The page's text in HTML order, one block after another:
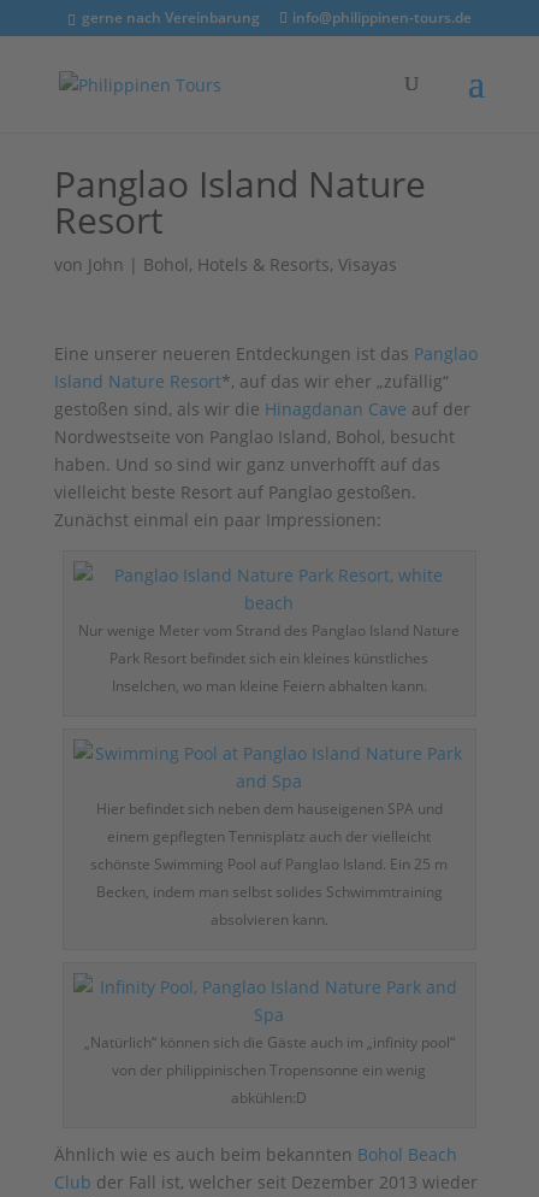
gerne nach Vereinbarung info@philippinen-tours.de
Panglao Island Nature
Resort
von John | Bohol, Hotels & Resorts, Visayas
Eine unserer neueren Entdeckungen ist das Panglao
Island Nature Resort*, auf das wir eher „zufällig“
gestoßen sind, als wir die Hinagdanan Cave auf der
Nordwestseite von Panglao Island, Bohol, besucht
haben. Und so sind wir ganz unverhofft auf das
vielleicht beste Resort auf Panglao gestoßen.
Zunächst einmal ein paar Impressionen:
Nur wenige Meter vom Strand des Panglao Island Nature
Park Resort befindet sich ein kleines künstliches
Inselchen, wo man kleine Feiern abhalten kann.
Hier befindet sich neben dem hauseigenen SPA und
einem gepflegten Tennisplatz auch der vielleicht
schönste Swimming Pool auf Panglao Island. Ein 25 m
Becken, indem man selbst solides Schwimmtraining
absolvieren kann.
„Natürlich“ können sich die Gäste auch im „infinity pool“
von der philippinischen Tropensonne ein wenig
abkühlen:D
Ähnlich wie es auch beim bekannten Bohol Beach
Club der Fall ist, welcher seit Dezember 2013 wieder